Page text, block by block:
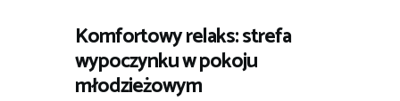
Komfortowy relaks: strefa
wypoczynku w pokoju
młodzieżowym